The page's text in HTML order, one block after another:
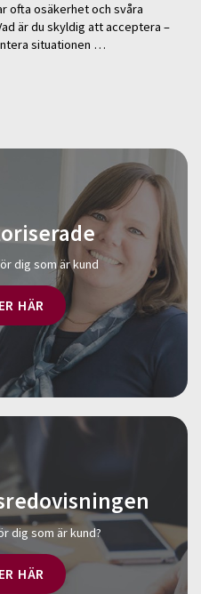
ofta osäkerhet och svåra
är du skyldig att acceptera –
situationen …
dig som är kund
HÄR
dig som är kund?
HÄR